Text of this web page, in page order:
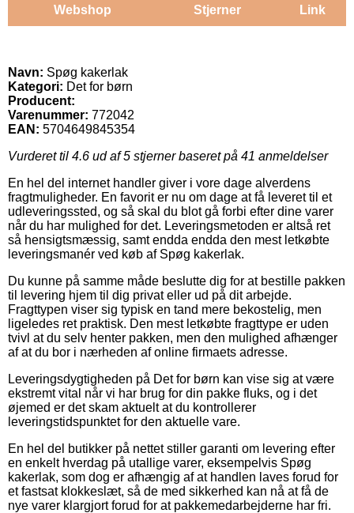
Webshop Stjerner Link
Navn: Spøg kakerlak
Kategori: Det for børn
Producent:
Varenummer: 772042
EAN: 5704649845354
Vurderet til 4.6 ud af 5 stjerner baseret på 41 anmeldelser
En hel del internet handler giver i vore dage alverdens
fragtmuligheder. En favorit er nu om dage at få leveret til et
udleveringssted, og så skal du blot gå forbi efter dine varer
når du har mulighed for det. Leveringsmetoden er altså ret
så hensigtsmæssig, samt endda endda den mest letkøbte
leveringsmanér ved køb af Spøg kakerlak.
Du kunne på samme måde beslutte dig for at bestille pakken
til levering hjem til dig privat eller ud på dit arbejde.
Fragttypen viser sig typisk en tand mere bekostelig, men
ligeledes ret praktisk. Den mest letkøbte fragttype er uden
tvivl at du selv henter pakken, men den mulighed afhænger
af at du bor i nærheden af online firmaets adresse.
Leveringsdygtigheden på Det for børn kan vise sig at være
ekstremt vital når vi har brug for din pakke fluks, og i det
øjemed er det skam aktuelt at du kontrollerer
leveringstidspunktet for den aktuelle vare.
En hel del butikker på nettet stiller garanti om levering efter
en enkelt hverdag på utallige varer, eksempelvis Spøg
kakerlak, som dog er afhængig af at handlen laves forud for
et fastsat klokkeslæt, så de med sikkerhed kan nå at få de
nye varer klargjort forud for at pakkemedarbejderne har fri.